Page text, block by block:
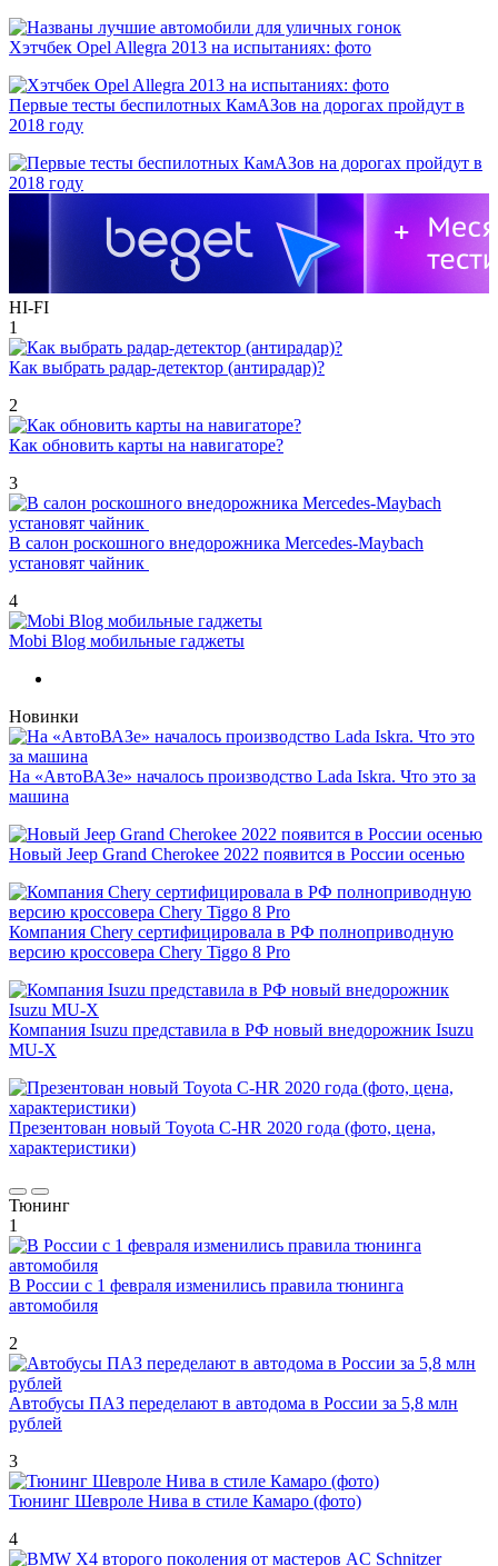
Хэтчбек Opel Allegra 2013 на испытаниях: фото
Первые тесты беспилотных КамАЗов на дорогах пройдут в
2018 году
HI-FI
1
Как выбрать радар-детектор (антирадар)?
2
Как обновить карты на навигаторе?
3
В салон роскошного внедорожника Mercedes-Maybach
установят чайник
4
Mobi Blog мобильные гаджеты
Новинки
На «АвтоВАЗе» началось производство Lada Iskra. Что это за
машина
Новый Jeep Grand Cherokee 2022 появится в России осенью
Компания Chery сертифицировала в РФ полноприводную
версию кроссовера Chery Tiggo 8 Pro
Компания Isuzu представила в РФ новый внедорожник Isuzu
MU-X
Презентован новый Toyota C-HR 2020 года (фото, цена,
характеристики)
Тюнинг
1
В России с 1 февраля изменились правила тюнинга
автомобиля
2
Автобусы ПАЗ переделают в автодома в России за 5,8 млн
рублей
3
Тюнинг Шевроле Нива в стиле Камаро (фото)
4